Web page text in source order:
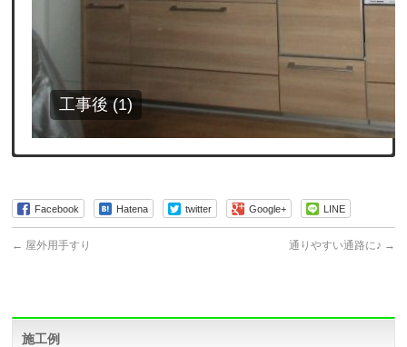
工事後 (1)
Facebook Hatena twitter Google+ LINE
← 屋外用手すり 通りやすい通路に♪ →
施工例